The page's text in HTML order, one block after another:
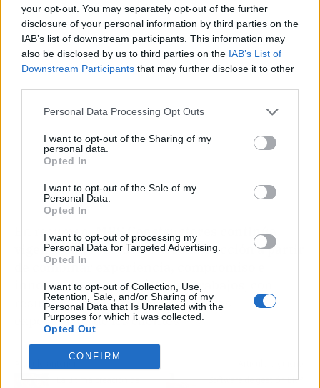
your opt-out. You may separately opt-out of the further
disclosure of your personal information by third parties on the
IAB’s list of downstream participants. This information may
also be disclosed by us to third parties on the IAB’s List of
Downstream Participants that may further disclose it to other
Personal Data Processing Opt Outs
I want to opt-out of the Sharing of my
personal data.
Opted In
I want to opt-out of the Sale of my
Personal Data.
Opted In
I want to opt-out of processing my
Personal Data for Targeted Advertising.
Opted In
I want to opt-out of Collection, Use,
Retention, Sale, and/or Sharing of my
Personal Data that Is Unrelated with the
Purposes for which it was collected.
Opted Out
CONFIRM
En resumen, MRS Constructores continúa
vigente en el sector de la construcción a partir
de combinar experiencia, compromiso e
innovación en sus múltiples trabajos
resultados que superan día a día las
expectativas de los clientes.
La última creación de
Software de gestión ERP